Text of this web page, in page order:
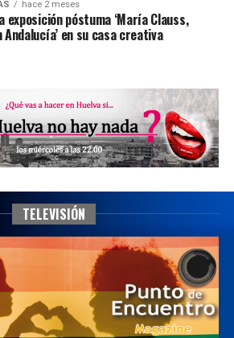
hace 2 meses
exposición póstuma ‘María Clauss,
Andalucía’ en su casa creativa
TELEVISIÓN